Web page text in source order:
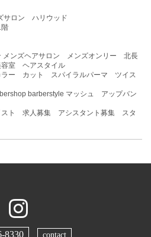
サロン ハリウッド
ンズヘアサロン メンズオンリー 北長
ヘアスタイル
ー カット スパイラルパーマ ツイス
barberstyle マッシュ アップバン
スト 求人募集 アシスタント募集 スタ
8330 contact